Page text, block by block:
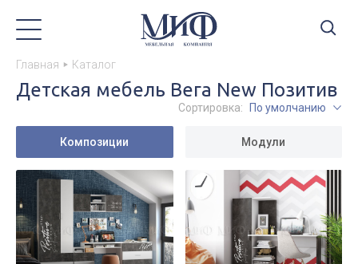
Главная Каталог
Детская мебель Вега New Позитив
Сортировка: По умолчанию
Композиции Модули